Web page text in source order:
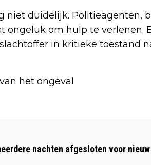
niet duidelijk. Politieagenten,
ongeluk om hulp te verlenen.
in kritieke toestand
het ongeval
BERGEN AANGEHOUDEN
nachten afgesloten voor